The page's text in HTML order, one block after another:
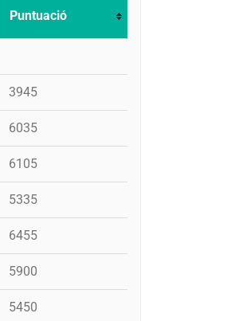
Puntuació
3945
6035
6105
5335
6455
5900
5450